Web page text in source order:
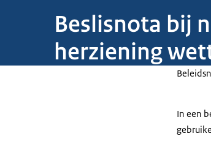
Beslisnota bij
herziening
In een